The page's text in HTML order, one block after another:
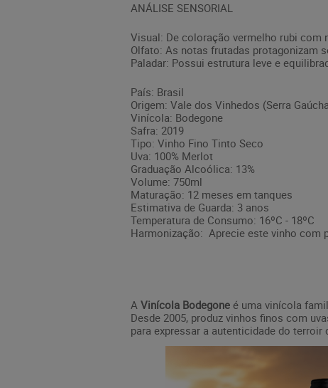
ANÁLISE SENSORIAL
Visual: De coloração vermelho rubi com
Olfato: As notas frutadas protagonizam
Paladar: Possui estrutura leve e
País: Brasil
Origem: Vale dos Vinhedos (Serra
Vinícola: Bodegone
Safra: 2019
Tipo: Vinho Fino Tinto Seco
Uva: 100% Merlot
Graduação Alcoólica: 13%
Volume: 750ml
Maturação: 12 meses em tanques
Estimativa de Guarda: 3 anos
Temperatura de Consumo: 16ºC - 18ºC
Harmonização: Aprecie este vinho com
A Vinícola Bodegone é uma vinícola
Desde 2005, produz vinhos finos com
para expressar a autenticidade do terroir